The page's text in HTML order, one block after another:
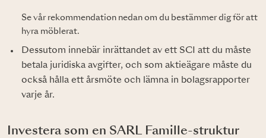
Se vår rekommendation nedan om du bestämmer dig för att
hyra möblerat.
Dessutom innebär inrättandet av ett SCI att du måste
betala juridiska avgifter, och som aktieägare måste du
också hålla ett årsmöte och lämna in bolagsrapporter
varje år.
Investera som en SARL Famille-struktur